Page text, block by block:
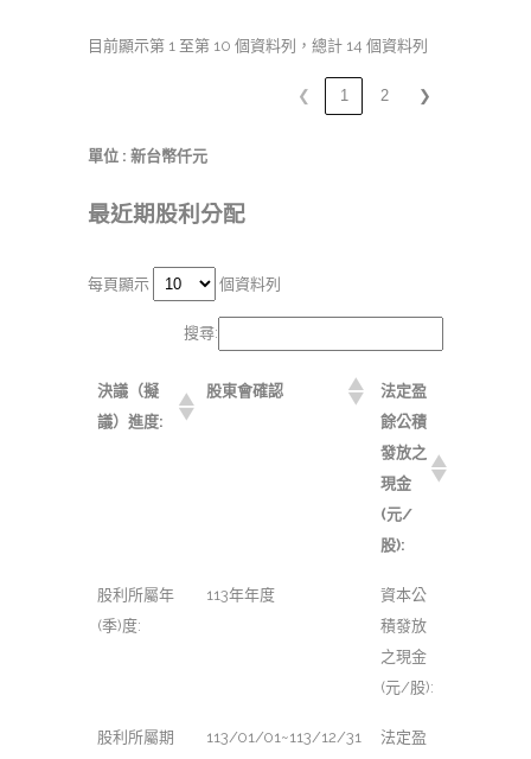
目前顯示第 1 至第 10 個資料列，總計 14 個資料列
❮ 1 2 ❯
單位 : 新台幣仟元
最近期股利分配
每頁顯示 個資料列
搜尋:
決議（擬
議）進度:
股東會確認
法定盈
餘公積
發放之
現金
(元/
股):
股利所屬年
(季)度:
113年年度
資本公
積發放
之現金
(元/股):
股利所屬期
113/01/01~113/12/31
法定盈